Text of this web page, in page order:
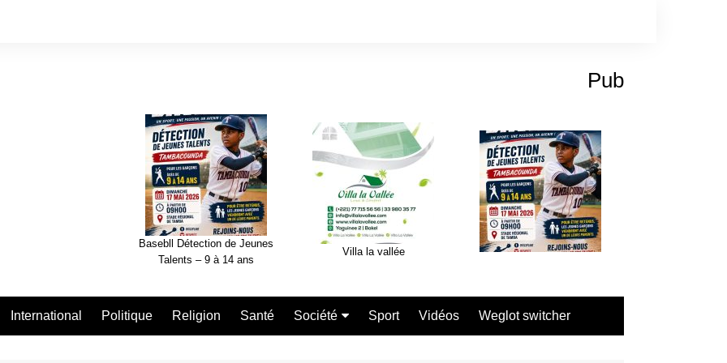
Pub
Basebll Détection de Jeunes
Talents – 9 à 14 ans
Villa la vallée
International Politique Religion Santé Société Sport Vidéos Weglot switcher